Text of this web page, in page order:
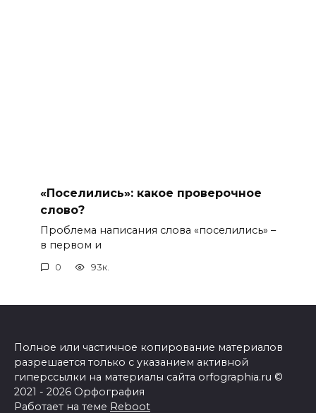
«Поселились»: какое проверочное
слово?
Проблема написания слова «поселились» –
в первом и
0 93к.
Полное или частичное копирование материалов
разрешается только с указанием активной
гиперссылки на материалы сайта orfographia.ru ©
2021 - 2026 Орфография
Работает на теме Reboot